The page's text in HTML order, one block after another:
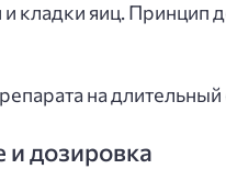
кладки яиц. Принцип
на
дозировка